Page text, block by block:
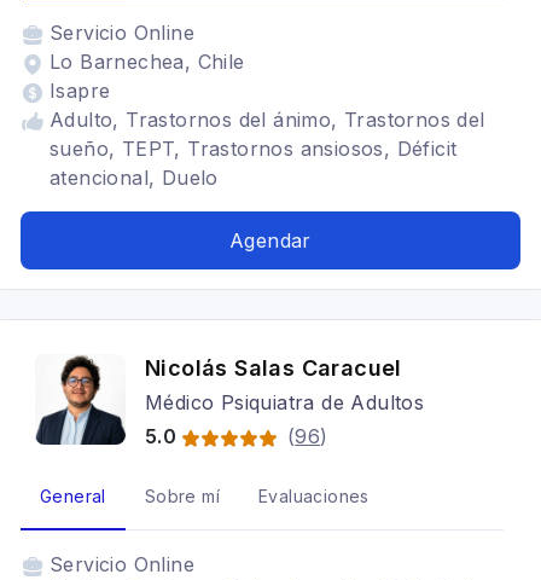
Servicio Online
Lo Barnechea, Chile
Isapre
Adulto, Trastornos del ánimo, Trastornos del
sueño, TEPT, Trastornos ansiosos, Déficit
atencional, Duelo
Agendar
Nicolás Salas Caracuel
Médico Psiquiatra de Adultos
5.0
(96)
General Sobre mí Evaluaciones
Servicio Online